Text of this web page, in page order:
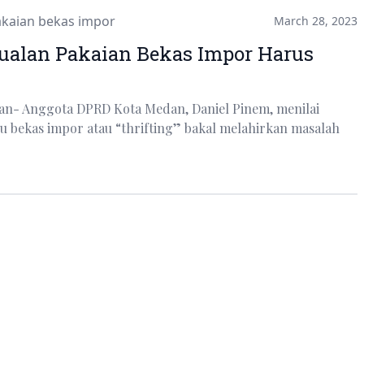
bekas impor March 28, 2023
Pakaian Bekas Impor Harus
Anggota DPRD Kota Medan, Daniel Pinem, menilai
bekas impor atau “thrifting” bakal melahirkan masalah